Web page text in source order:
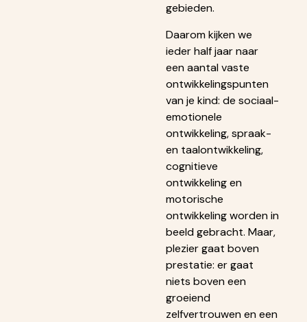
gebieden.
Daarom kijken we
ieder half jaar naar
een aantal vaste
ontwikkelingspunten
van je kind: de sociaal-
emotionele
ontwikkeling, spraak-
en taalontwikkeling,
cognitieve
ontwikkeling en
motorische
ontwikkeling worden in
beeld gebracht. Maar,
plezier gaat boven
prestatie: er gaat
niets boven een
groeiend
zelfvertrouwen en een